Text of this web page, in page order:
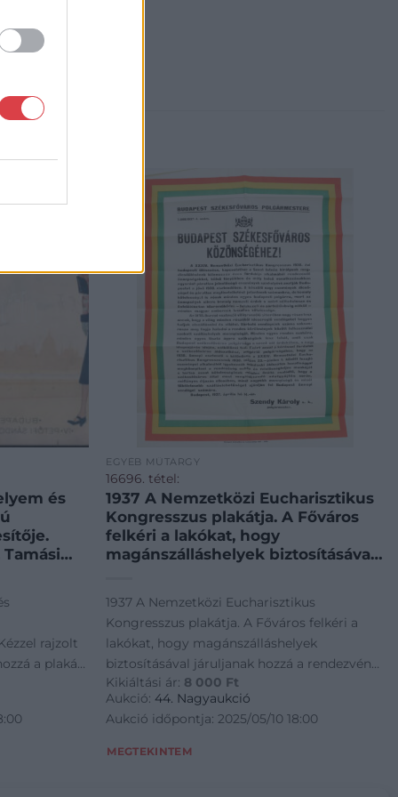
és
cm
rajzolt
a plakát
EGYÉB MŰTÁRGY
16696. tétel:
1937 A Nemzetközi Eucharisztikus
Kongresszus plakátja. A Főváros
felkéri a lakókat, hogy
magánszálláshelyek biztosításával
állapotban, hajtva 47×32 cm
1937 A Nemzetközi Eucharisztikus
Kongresszus plakátja. A Főváros felkéri a
lakókat, hogy magánszálláshelyek
biztosításával járuljanak hozzá a rendezvény
sikeres lebonyolításához Jó állapotban,
hajtva 47x32 cm
Kikiáltási ár: 8 000 Ft
Aukció: 44. Nagyaukció
Aukció időpontja: 2025/05/10 18:00
MEGTEKINTEM